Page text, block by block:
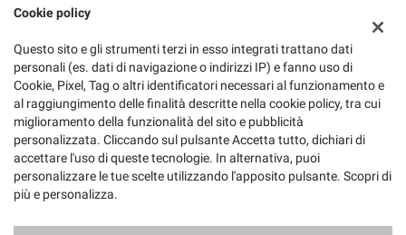
Dati fiscali:
Blucar Srl
Via Galli, 5, Saronno (VA)
C.F/P.IVA:01779920121
Registro delle imprese: VA
Cookie policy
Questo sito e gli strumenti terzi in esso integrati trattano dati
personali (es. dati di navigazione o indirizzi IP) e fanno uso di
Cookie, Pixel, Tag o altri identificatori necessari al funzionamento e
al raggiungimento delle finalità descritte nella cookie policy, tra cui
miglioramento della funzionalità del sito e pubblicità
personalizzata. Cliccando sul pulsante Accetta tutto, dichiari di
accettare l'uso di queste tecnologie. In alternativa, puoi
personalizzare le tue scelte utilizzando l'apposito pulsante. Scopri di
più e personalizza.